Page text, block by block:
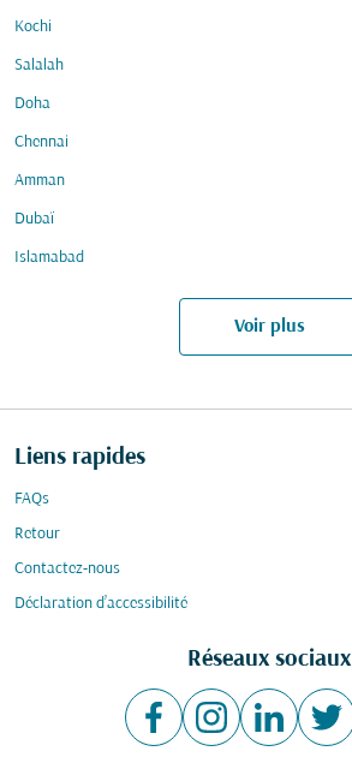
Kochi
Salalah
Doha
Chennai
Amman
Dubaï
Islamabad
Voir plus
Liens rapides
FAQs
Retour
Contactez-nous
Déclaration d’accessibilité
Réseaux sociaux